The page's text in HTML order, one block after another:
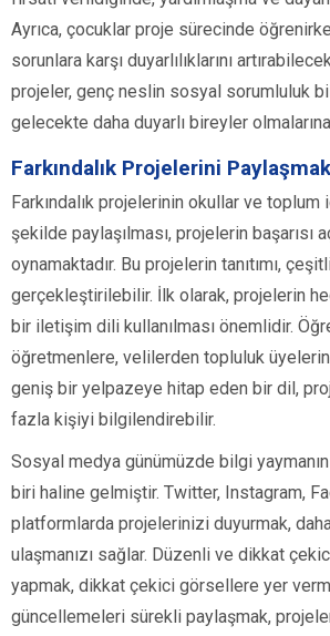
Ayrıca, çocuklar proje sürecinde
sorunlara karşı duyarlılıklarını
projeler, genç neslin sosyal sorumluluk
gelecekte daha duyarlı bireyler
Farkındalık Projelerini Paylaşmak
Farkındalık projelerinin okullar ve
şekilde paylaşılması, projelerin başarısı
oynamaktadır. Bu projelerin tanıtımı,
gerçekleştirilebilir. İlk olarak, projelerin
bir iletişim dili kullanılması önemlidir.
öğretmenlere, velilerden topluluk
geniş bir yelpazeye hitap eden bir dil,
fazla kişiyi bilgilendirebilir.
Sosyal medya günümüzde bilgi
biri haline gelmiştir. Twitter, Instagram,
platformlarda projelerinizi duyurmak,
ulaşmanızı sağlar. Düzenli ve dikkat
yapmak, dikkat çekici görsellere yer
güncellemeleri sürekli paylaşmak,